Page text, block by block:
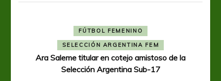
FÚTBOL FEMENINO
SELECCIÓN ARGENTINA FEM
Ara Saleme titular en cotejo amistoso de la
Selección Argentina Sub-17